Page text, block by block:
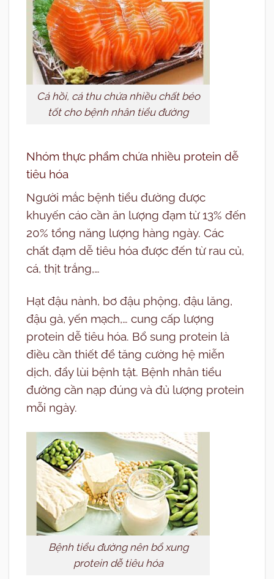
Cá hồi, cá thu chứa nhiều chất béo
tốt cho bệnh nhân tiểu đường
Nhóm thực phẩm chứa nhiều protein dễ
tiêu hóa
Người mắc bệnh tiểu đường được
khuyến cáo cần ăn lượng đạm từ 13% đến
20% tổng năng lượng hàng ngày. Các
chất đạm dễ tiêu hóa được đến từ rau củ,
cá, thịt trắng,…
Hạt đậu nành, bơ đậu phộng, đậu lăng,
đậu gà, yến mạch,… cung cấp lượng
protein dễ tiêu hóa. Bổ sung protein là
điều cần thiết để tăng cường hệ miễn
dịch, đẩy lùi bệnh tật. Bệnh nhân tiểu
đường cần nạp đúng và đủ lượng protein
mỗi ngày.
Bệnh tiểu đường nên bổ xung
protein dễ tiêu hóa